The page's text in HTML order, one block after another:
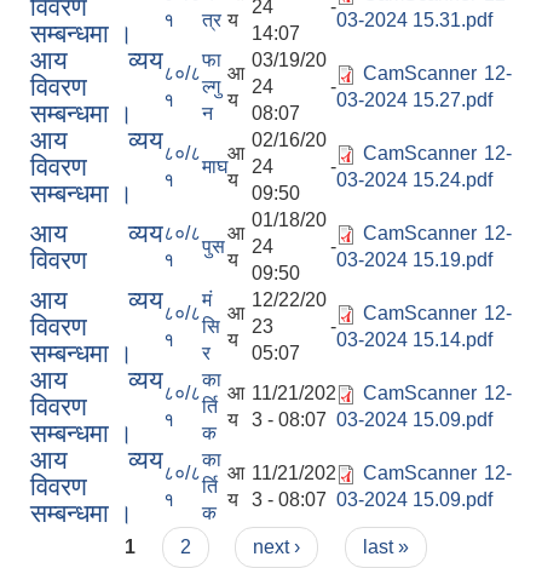
विवरण
सम्बन्धमा ।
१
त्र य
24 -
14:07
03-2024 15.31.pdf
आय व्यय
विवरण
सम्बन्धमा ।
८०/८
१
फा
ल्गु
न
आ
य
03/19/20
24 -
08:07
CamScanner 12-
03-2024 15.27.pdf
आय व्यय
विवरण
सम्बन्धमा ।
८०/८
१
माघ
आ
य
02/16/20
24 -
09:50
CamScanner 12-
03-2024 15.24.pdf
आय व्यय
विवरण
८०/८
१
पुस
आ
य
01/18/20
24 -
09:50
CamScanner 12-
03-2024 15.19.pdf
आय व्यय
विवरण
सम्बन्धमा ।
८०/८
१
मं
सि
र
आ
य
12/22/20
23 -
05:07
CamScanner 12-
03-2024 15.14.pdf
आय व्यय
विवरण
सम्बन्धमा ।
८०/८
१
का
र्ति
क
आ
य
11/21/202
3 - 08:07
CamScanner 12-
03-2024 15.09.pdf
आय व्यय
विवरण
सम्बन्धमा ।
८०/८
१
का
र्ति
क
आ
य
11/21/202
3 - 08:07
CamScanner 12-
03-2024 15.09.pdf
Pages
1 2 next › last »